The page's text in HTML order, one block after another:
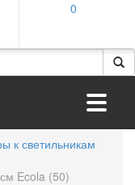
0
к светильникам
Ecola (50)